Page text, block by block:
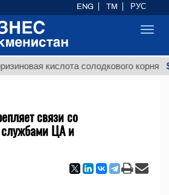
кислота солодкового корня
связи со
службами ЦА и
ENG TM РУС